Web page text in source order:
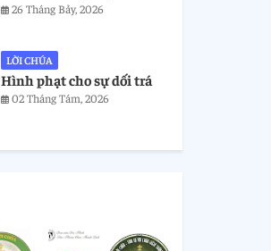
26 Tháng Bảy, 2026
LỜI CHÚA
Hình phạt cho sự dối trá
02 Tháng Tám, 2026